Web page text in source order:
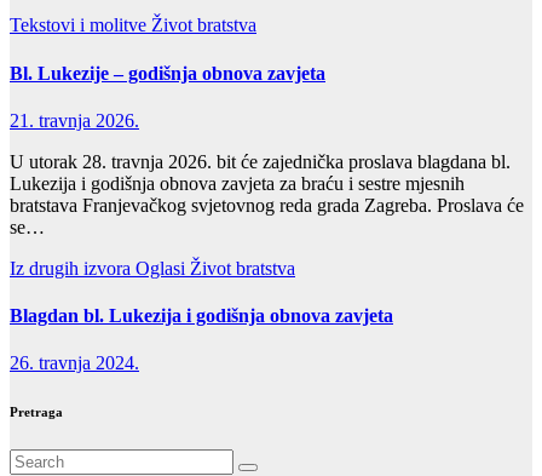
Tekstovi i molitve Život bratstva
Bl. Lukezije – godišnja obnova zavjeta
21. travnja 2026.
U utorak 28. travnja 2026. bit će zajednička proslava blagdana bl.
Lukezija i godišnja obnova zavjeta za braću i sestre mjesnih
bratstava Franjevačkog svjetovnog reda grada Zagreba. Proslava će
se…
Iz drugih izvora Oglasi Život bratstva
Blagdan bl. Lukezija i godišnja obnova zavjeta
26. travnja 2024.
Pretraga